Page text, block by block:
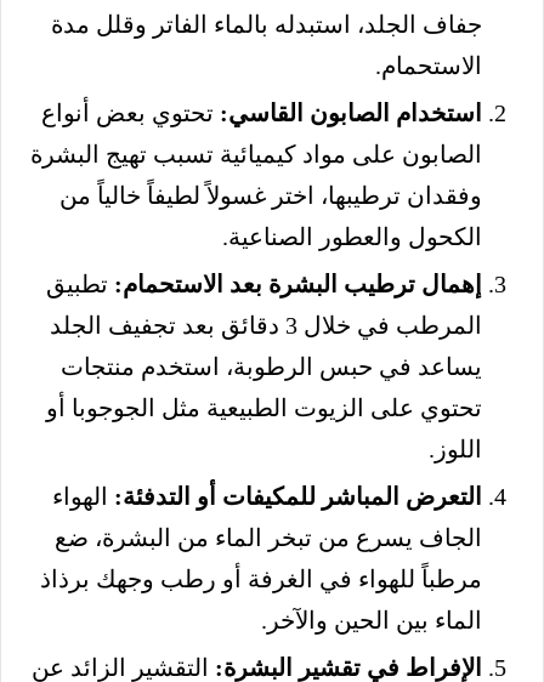
جفاف الجلد، استبدله بالماء الفاتر وقلل مدة
الاستحمام.
استخدام الصابون القاسي: تحتوي بعض أنواع
الصابون على مواد كيميائية تسبب تهيج البشرة
وفقدان ترطيبها، اختر غسولاً لطيفاً خالياً من
الكحول والعطور الصناعية.
إهمال ترطيب البشرة بعد الاستحمام: تطبيق
المرطب في خلال 3 دقائق بعد تجفيف الجلد
يساعد في حبس الرطوبة، استخدم منتجات
تحتوي على الزيوت الطبيعية مثل الجوجوبا أو
اللوز.
التعرض المباشر للمكيفات أو التدفئة: الهواء
الجاف يسرع من تبخر الماء من البشرة، ضع
مرطباً للهواء في الغرفة أو رطب وجهك برذاذ
الماء بين الحين والآخر.
الإفراط في تقشير البشرة: التقشير الزائد عن